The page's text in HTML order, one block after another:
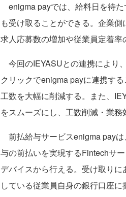
enigma payでは、給料日を待
も受け取ることができる。企業
求人応募数の増加や従業員定着率
今回のIEYASUとの連携により
クリックでenigma payに連携す
工数を大幅に削減する。また、
をスムーズにし、工数削減・業務
前払給与サービスenigma pay
与の前払いを実現するFintechサ
デバイスから行える。受け取り
している従業員自身の銀行口座に